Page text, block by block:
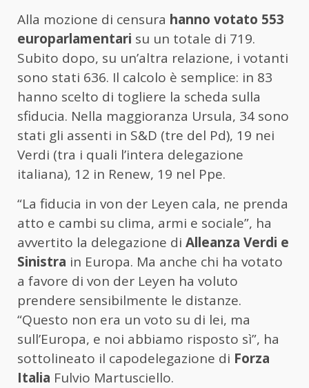
Alla mozione di censura hanno votato 553
europarlamentari su un totale di 719.
Subito dopo, su un’altra relazione, i votanti
sono stati 636. Il calcolo è semplice: in 83
hanno scelto di togliere la scheda sulla
sfiducia. Nella maggioranza Ursula, 34 sono
stati gli assenti in S&D (tre del Pd), 19 nei
Verdi (tra i quali l’intera delegazione
italiana), 12 in Renew, 19 nel Ppe.
“La fiducia in von der Leyen cala, ne prenda
atto e cambi su clima, armi e sociale”, ha
avvertito la delegazione di Alleanza Verdi e
Sinistra in Europa. Ma anche chi ha votato
a favore di von der Leyen ha voluto
prendere sensibilmente le distanze.
“Questo non era un voto su di lei, ma
sull’Europa, e noi abbiamo risposto sì”, ha
sottolineato il capodelegazione di Forza
Italia Fulvio Martusciello.